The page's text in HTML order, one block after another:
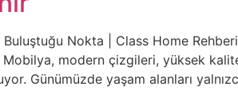
Nokta | Class Home
modern çizgileri, yüksek
Günümüzde yaşam alanları